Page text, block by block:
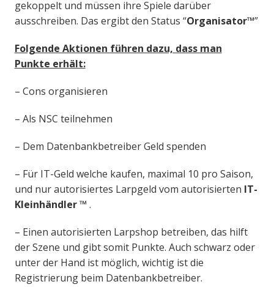
gekoppelt und müssen ihre Spiele darüber
ausschreiben. Das ergibt den Status “Organisator™”
Folgende Aktionen führen dazu, dass man
Punkte erhält:
– Cons organisieren
– Als NSC teilnehmen
– Dem Datenbankbetreiber Geld spenden
– Für IT-Geld welche kaufen, maximal 10 pro Saison,
und nur autorisiertes Larpgeld vom autorisierten IT-
Kleinhändler ™ .
– Einen autorisierten Larpshop betreiben, das hilft
der Szene und gibt somit Punkte. Auch schwarz oder
unter der Hand ist möglich, wichtig ist die
Registrierung beim Datenbankbetreiber.